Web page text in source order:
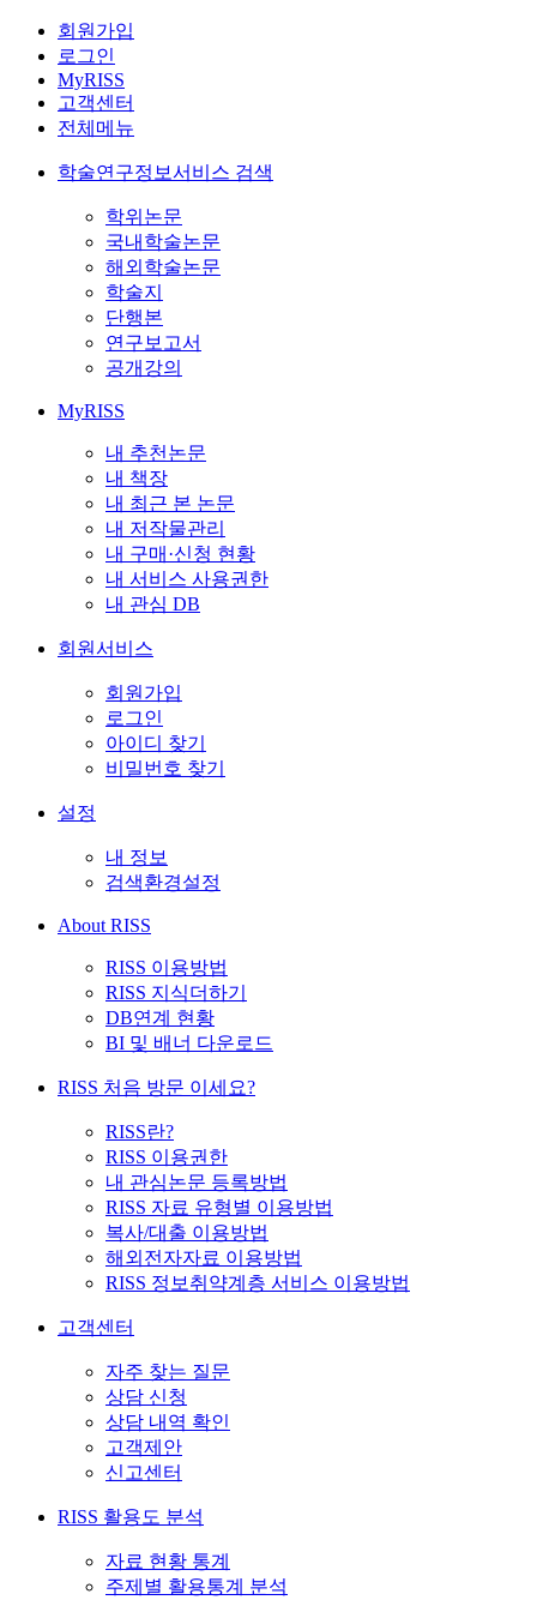
회원가입
로그인
MyRISS
고객센터
전체메뉴
학술연구정보서비스 검색
학위논문
국내학술논문
해외학술논문
학술지
단행본
연구보고서
공개강의
MyRISS
내 추천논문
내 책장
내 최근 본 논문
내 저작물관리
내 구매·신청 현황
내 서비스 사용권한
내 관심 DB
회원서비스
회원가입
로그인
아이디 찾기
비밀번호 찾기
설정
내 정보
검색환경설정
About RISS
RISS 이용방법
RISS 지식더하기
DB연계 현황
BI 및 배너 다운로드
RISS 처음 방문 이세요?
RISS란?
RISS 이용권한
내 관심논문 등록방법
RISS 자료 유형별 이용방법
복사/대출 이용방법
해외전자자료 이용방법
RISS 정보취약계층 서비스 이용방법
고객센터
자주 찾는 질문
상담 신청
상담 내역 확인
고객제안
신고센터
RISS 활용도 분석
자료 현황 통계
주제별 활용통계 분석